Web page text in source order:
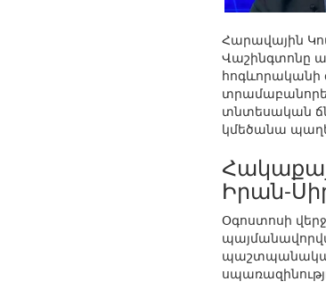
Հարավային
Վաշինգտոնը
հոգևորականի
տնտեսական
կմեծանա
Իրան-
Օգոստոսի
պաշտպանական